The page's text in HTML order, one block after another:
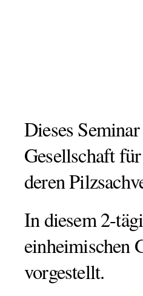
Dieses
Gesellschaft
deren
In diesem 2-
einheimischen
vorgestellt.